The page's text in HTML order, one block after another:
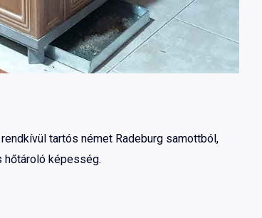
tartós német Radeburg samottból,
hőtároló képesség.